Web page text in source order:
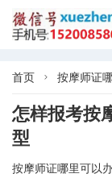
首页  按摩师证
怎样报考按
型
按摩师证哪里可以